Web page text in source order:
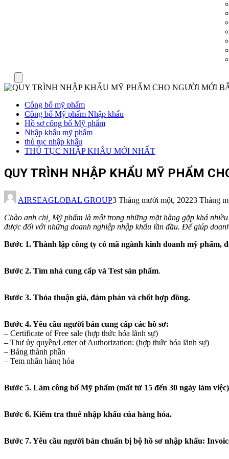
Công bố mỹ phẩm
Công bố Mỹ phẩm Nhập khẩu
Hồ sơ công bố Mỹ phẩm
Nhập khẩu mỹ phẩm
thủ tục nhập khẩu
THỦ TỤC NHẬP KHẨU MỚI NHẤT
QUY TRÌNH NHẬP KHẨU MỸ PHẨM
AIRSEAGLOBAL GROUP3 Tháng mười một, 20223 Tháng
Chào anh chị, Mỹ phẩm là một trong những mặt hàng gặp khá
được đối với những doanh nghiệp nhập khẩu lần đầu. Để giúp
Bước 1. Thành lập công ty có mã ngành kinh doanh mỹ phẩm,
Bước 2. Tìm nhà cung cấp và Test sản phẩm.
Bước 3. Thỏa thuận giá, đàm phán và chốt hợp đồng.
Bước 4. Yêu cầu người bán cung cấp các hồ sơ:
– Certificate of Free sale (hợp thức hóa lãnh sự)
– Thư ủy quyền/Letter of Authorization: (hợp thức hóa lãnh sự)
– Bảng thành phần
– Tem nhãn hàng hóa
Bước 5. Làm công bố Mỹ phẩm (mất từ 15 đến 30 ngày làm việc)
Bước 6. Kiểm tra thuế nhập khẩu của hàng hóa.
Bước 7. Yêu cầu người bán chuẩn bị bộ hồ sơ nhập khẩu: